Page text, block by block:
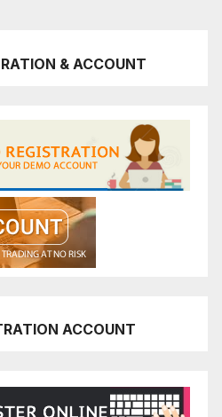
& ACCOUNT
ACCOUNT